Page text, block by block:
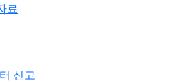
료
신고